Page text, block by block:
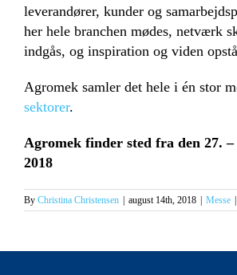
leverandører, kunder og
her hele branchen mødes, netværk
indgås, og inspiration og viden
Agromek samler det hele i én stor
sektorer.
Agromek finder sted fra den 27. –
2018
By Christina Christensen | august 14th, 2018 | Messe |